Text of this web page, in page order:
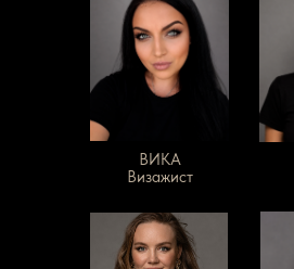
ВИКА
Визажист